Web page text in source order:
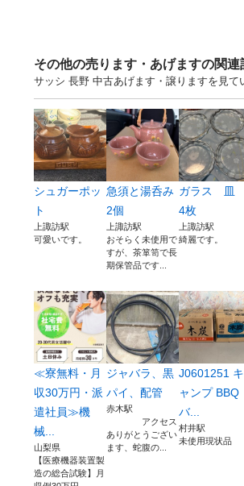
その他の売ります・あげますの関連
サッシ 長野 中古あげます・譲りますを見て
シュガーポッ
ト
上諏訪駅
可愛いです。
急須と湯呑み
2個
上諏訪駅
おそらく未使用で
すが、茶箪笥で長
期保管品です...
ガラス 皿
4枚
上諏訪駅
綺麗です。
≪寮無料・月
収30万円・派
遣社員≫機
械...
山梨県
【医療機器装置製
造の総合試験】月
ジャバラ、黒
パイ、配管
赤木駅
アクセス
ありがとうござい
ます、蛇腹の...
J0601251 キ
ャンプ BBQ
バ...
村井駅
未使用現状品